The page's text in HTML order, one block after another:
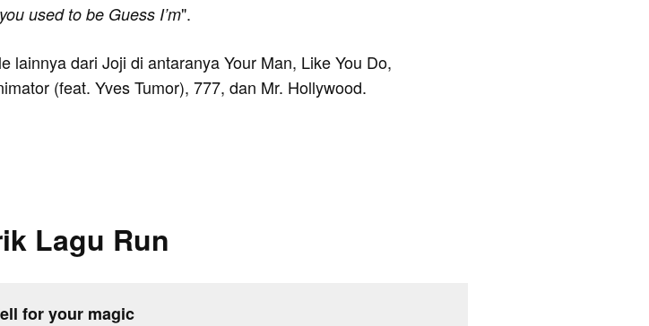
used to be Guess I’m".
lainnya dari Joji di antaranya Your Man, Like You Do,
(feat. Yves Tumor), 777, dan Mr. Hollywood.
Lagu Run
for your magic